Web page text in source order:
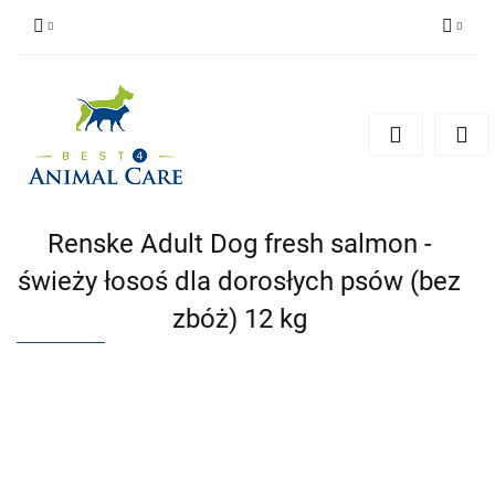
Renske Adult Dog fresh salmon -
świeży łosoś dla dorosłych psów (bez
zbóż) 12 kg